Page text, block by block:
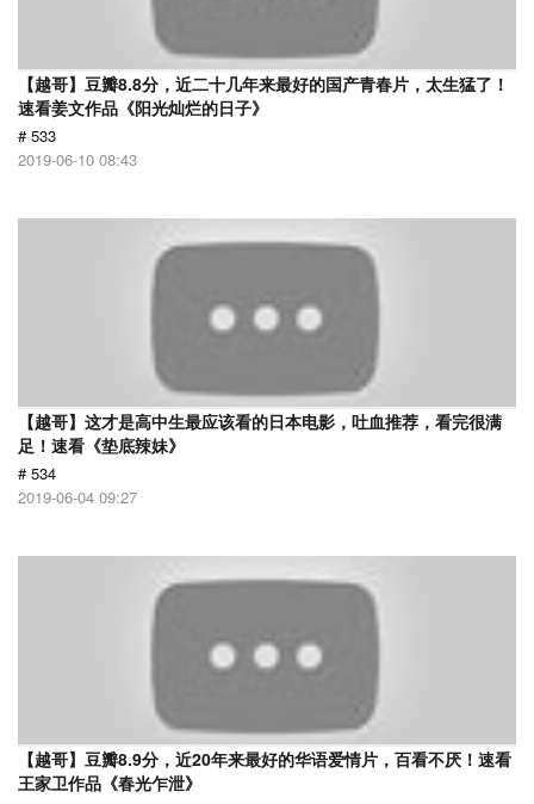
【越哥】豆瓣8.8分，近二十几年来最好的国产青春片，太生猛了！
速看姜文作品《阳光灿烂的日子》
# 533
2019-06-10 08:43
【越哥】这才是高中生最应该看的日本电影，吐血推荐，看完很满
足！速看《垫底辣妹》
# 534
2019-06-04 09:27
【越哥】豆瓣8.9分，近20年来最好的华语爱情片，百看不厌！速看
王家卫作品《春光乍泄》